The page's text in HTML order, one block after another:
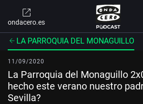
ondacero.es
LA PARROQUIA DEL MONAGUILLO
11/09/2020
La Parroquia del Monaguillo
hecho este verano nuestro
Sevilla?